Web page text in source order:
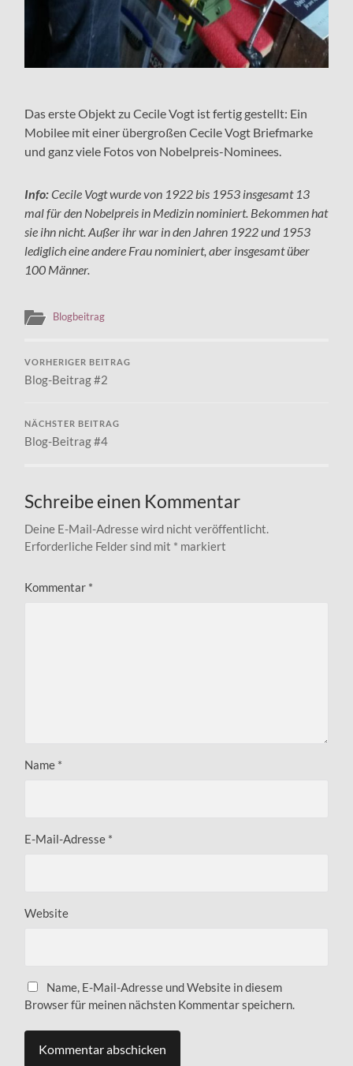
Das erste Objekt zu Cecile Vogt ist fertig gestellt: Ein
Mobilee mit einer übergroßen Cecile Vogt Briefmarke
und ganz viele Fotos von Nobelpreis-Nominees.
Info:Cecile Vogt wurde von 1922 bis 1953 insgesamt 13
mal für den Nobelpreis in Medizin nominiert. Bekommen hat
sie ihn nicht. Außer ihr war in den Jahren 1922 und 1953
lediglich eine andere Frau nominiert, aber insgesamt über
100 Männer.
Blogbeitrag
VORHERIGER BEITRAG
Blog-Beitrag #2
NÄCHSTER BEITRAG
Blog-Beitrag #4
Schreibe einen Kommentar
Deine E-Mail-Adresse wird nicht veröffentlicht.
Erforderliche Felder sind mit * markiert
Kommentar *
Name *
E-Mail-Adresse *
Website
Name, E-Mail-Adresse und Website in diesem
Browser für meinen nächsten Kommentar speichern.